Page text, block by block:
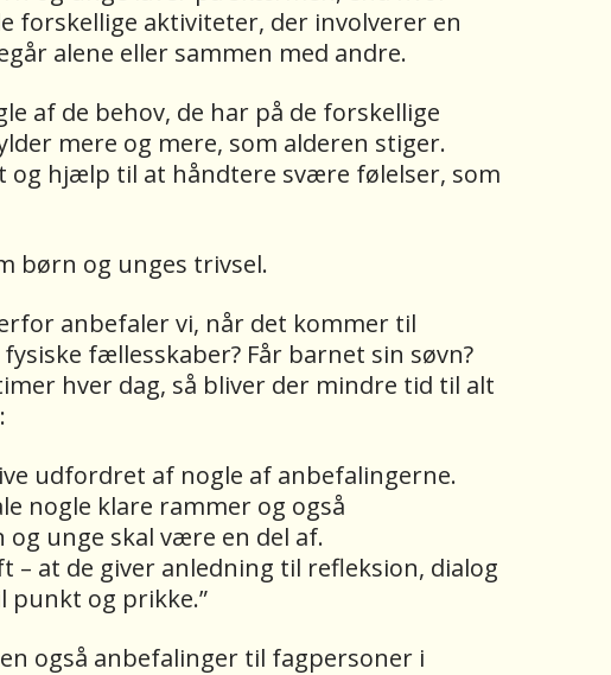
forskellige aktiviteter, der involverer en
alene eller sammen med andre.
af de behov, de har på de forskellige
mere og mere, som alderen stiger.
og hjælp til at håndtere svære følelser, som
børn og unges trivsel.
anbefaler vi, når det kommer til
fællesskaber? Får barnet sin søvn?
hver dag, så bliver der mindre tid til alt
udfordret af nogle af anbefalingerne.
nogle klare rammer og også
unge skal være en del af.
at de giver anledning til refleksion, dialog
og prikke.”
også anbefalinger til fagpersoner i